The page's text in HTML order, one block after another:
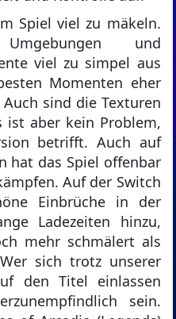
Spiel viel zu mäkeln.
und
viel zu simpel aus
Momenten eher
sind die Texturen
aber kein Problem,
betrifft. Auch auf
hat das Spiel offenbar
Auf der Switch
Einbrüche in der
Ladezeiten hinzu,
mehr schmälert als
sich trotz unserer
den Titel einlassen
sein.